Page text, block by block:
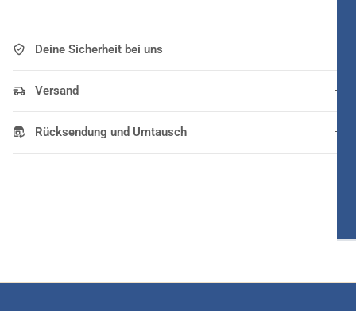
Deine Sicherheit bei uns
Versand
Rücksendung und Umtausch